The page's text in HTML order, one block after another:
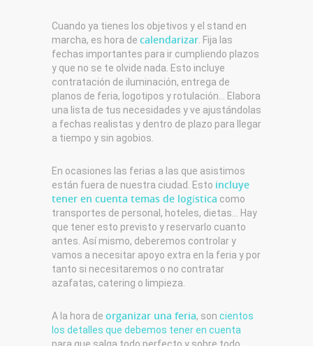
Cuando ya tienes los objetivos y el stand en
marcha, es hora de calendarizar. Fija las
fechas importantes para ir cumpliendo plazos
y que no se te olvide nada. Esto incluye
contratación de iluminación, entrega de
planos de feria, logotipos y rotulación… Elabora
una lista de tus necesidades y ve ajustándolas
a fechas realistas y dentro de plazo para llegar
a tiempo y sin agobios.
En ocasiones las ferias a las que asistimos
están fuera de nuestra ciudad. Esto incluye
tener en cuenta temas de logística como
transportes de personal, hoteles, dietas… Hay
que tener esto previsto y reservarlo cuanto
antes. Así mismo, deberemos controlar y
vamos a necesitar apoyo extra en la feria y por
tanto si necesitaremos o no contratar
azafatas, catering o limpieza.
A la hora de organizar una feria, son cientos
los detalles que debemos tener en cuenta